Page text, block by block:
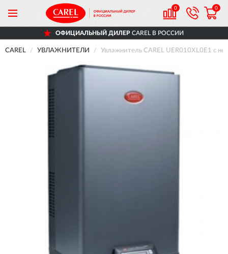
0 0
ОФИЦИАЛЬНЫЙ ДИЛЕРCAREL В РОССИИ
CAREL УВЛАЖНИТЕЛИ Увлажнитель CAREL UER010XL0E1 с